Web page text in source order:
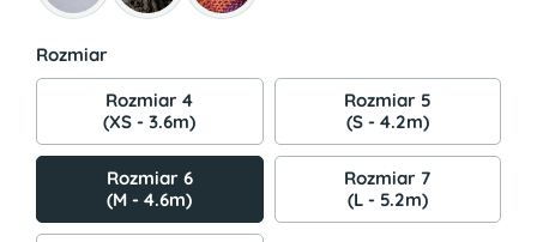
Rozmiar
Rozmiar 4
(XS - 3.6m)
Rozmiar 5
(S - 4.2m)
Rozmiar 6
(M - 4.6m)
Rozmiar 7
(L - 5.2m)